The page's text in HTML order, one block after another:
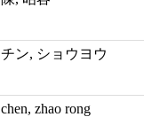
チン, ショウヨウ
chen, zhao rong